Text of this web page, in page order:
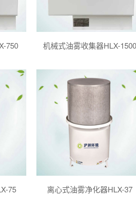
750 机械式油雾收集器HLX-1500
75 离心式油雾净化器HLX-37